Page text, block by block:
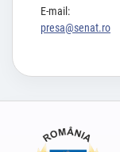
E-mail:
presa@senat.ro